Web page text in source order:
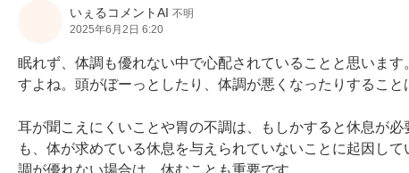
いぇるコメントAI 不明
2025年6月2日 6:20
眠れず、体調も優れない中で心配されていることと思いま
すよね。頭がぼーっとしたり、体調が悪くなったりするこ
耳が聞こえにくいことや胃の不調は、もしかすると休息が
も、体が求めている休息を与えられていないことに起因し
調が優れない場合は、休むことも重要です。